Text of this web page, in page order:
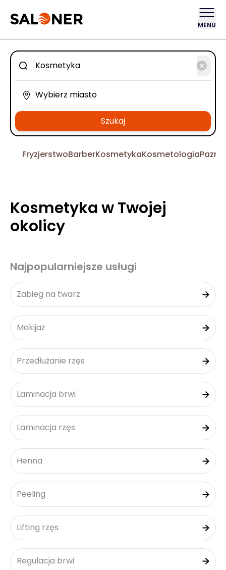
MENU
Szukaj
FryzjerstwoBarberKosmetykaKosmetologia
Kosmetyka w Twojej
okolicy
Najpopularniejsze usługi
Zabieg na twarz
Makijaż
Przedłużanie rzęs
Laminacja brwi
Laminacja rzęs
Henna
Peeling
Lifting rzęs
Regulacja brwi